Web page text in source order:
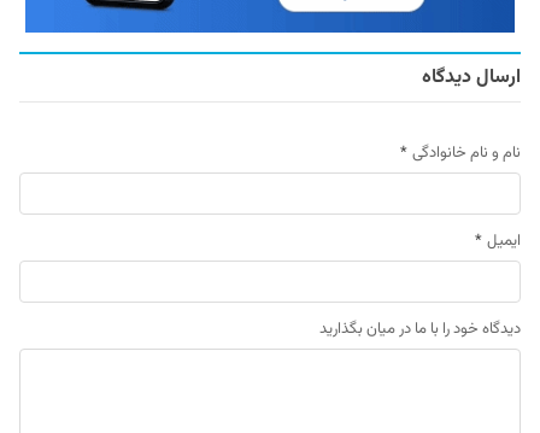
ارسال دیدگاه
نام و نام خانوادگی *
ایمیل *
دیدگاه خود را با ما در میان بگذارید